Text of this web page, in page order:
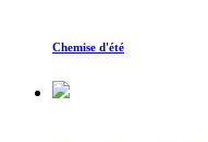
Chemise d'été